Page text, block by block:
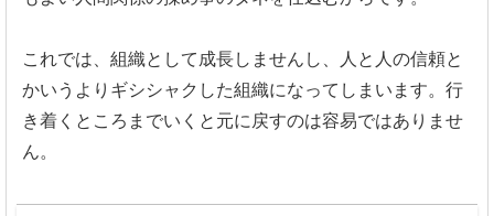
これでは、組織として成長しませんし、
人と人の信頼と
かいうよりギシシャクした組織になってしまいます。行
き着くところまでいくと元に戻すのは容易ではありませ
ん。